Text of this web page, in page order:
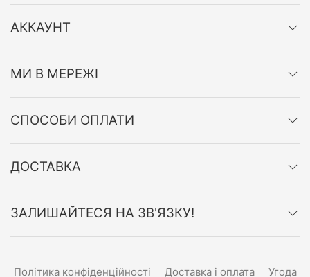
АККАУНТ
МИ В МЕРЕЖІ
СПОСОБИ ОПЛАТИ
ДОСТАВКА
ЗАЛИШАЙТЕСЯ НА ЗВ'ЯЗКУ!
Політика конфіденційності Доставка і оплата Угода